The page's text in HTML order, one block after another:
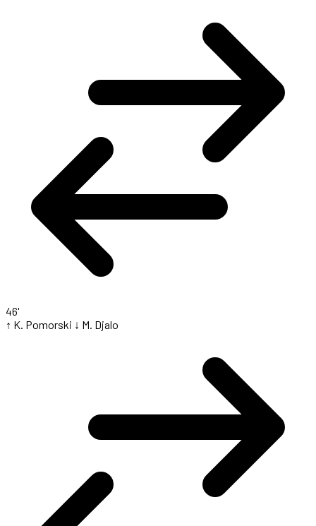
46'
↑ K. Pomorski ↓ M. Djalo